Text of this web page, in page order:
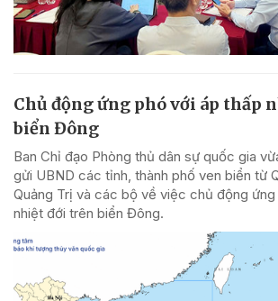
Chủ động ứng phó với áp thấp
biển Đông
Ban Chỉ đạo Phòng thủ dân sự quốc gia
gửi UBND các tỉnh, thành phố ven biển từ
Quảng Trị và các bộ về việc chủ động
nhiệt đới trên biển Đông.